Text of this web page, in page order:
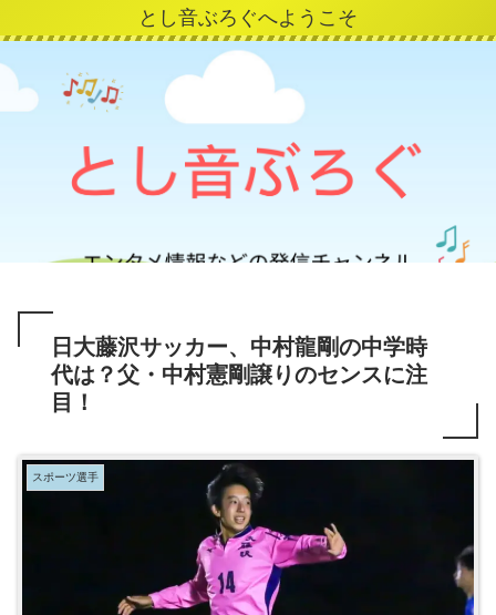
とし音ぶろぐへようこそ
日大藤沢サッカー、中村龍剛の中学時
代は？父・中村憲剛譲りのセンスに注
目！
スポーツ選手